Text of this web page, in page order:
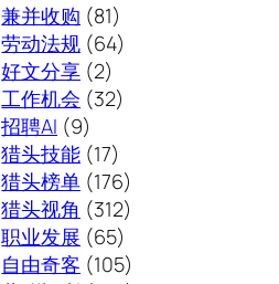
兼并收购 (81)
劳动法规 (64)
好文分享 (2)
工作机会 (32)
招聘AI (9)
猎头技能 (17)
猎头榜单 (176)
猎头视角 (312)
职业发展 (65)
自由奇客 (105)